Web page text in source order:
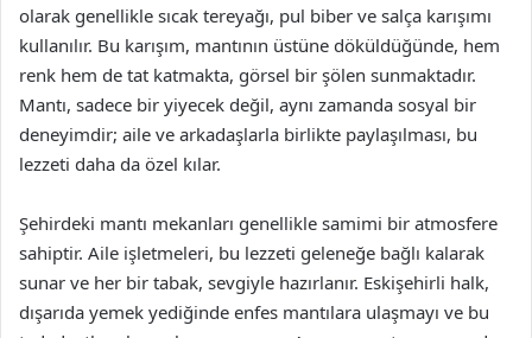
olarak genellikle sıcak tereyağı, pul biber ve salça karışımı
kullanılır. Bu karışım, mantının üstüne döküldüğünde, hem
renk hem de tat katmakta, görsel bir şölen sunmaktadır.
Mantı, sadece bir yiyecek değil, aynı zamanda sosyal bir
deneyimdir; aile ve arkadaşlarla birlikte paylaşılması, bu
lezzeti daha da özel kılar.
Şehirdeki mantı mekanları genellikle samimi bir atmosfere
sahiptir. Aile işletmeleri, bu lezzeti geleneğe bağlı kalarak
sunar ve her bir tabak, sevgiyle hazırlanır. Eskişehirli halk,
dışarıda yemek yediğinde enfes mantılara ulaşmayı ve bu